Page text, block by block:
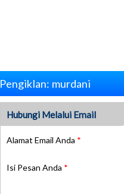
Pengiklan: murdani
Hubungi Melalui Email
Alamat Email Anda *
Isi Pesan Anda *